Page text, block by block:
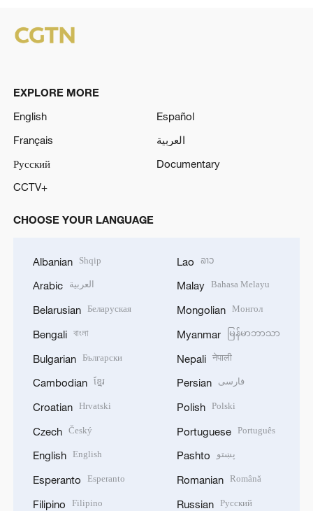
EXPLORE MORE
English
Español
Français
العربية
Русский
Documentary
CCTV+
CHOOSE YOUR LANGUAGE
Albanian Shqip
Arabic العربية
Belarusian Беларуская
Bengali বাংলা
Bulgarian Български
Cambodian ខ្មែរ
Croatian Hrvatski
Czech Český
English English
Esperanto Esperanto
Filipino Filipino
Lao ລາວ
Malay Bahasa Melayu
Mongolian Монгол
Myanmar မြန်မာဘာသာ
Nepali नेपाली
Persian فارسی
Polish Polski
Portuguese Português
Pashto پښتو
Romanian Română
Russian Русский